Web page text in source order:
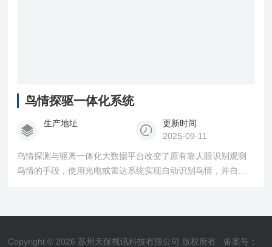
鸟情探驱一体化系统
生产地址
更新时间
2025-09-11
鸟情探测与驱离一体化大数据平台改变了原有靠人眼识别观测
鸟情的手段，使用光电或雷达系统实现自动识别鸟情，并自主
Copyright © 2026 苏州天保视讯科技有限公司 版权所有 备案号：